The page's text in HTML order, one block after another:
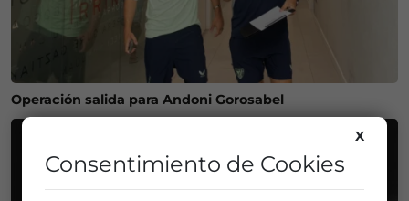
Operación salida para Andoni Gorosabel
X
Consentimiento de Cookies